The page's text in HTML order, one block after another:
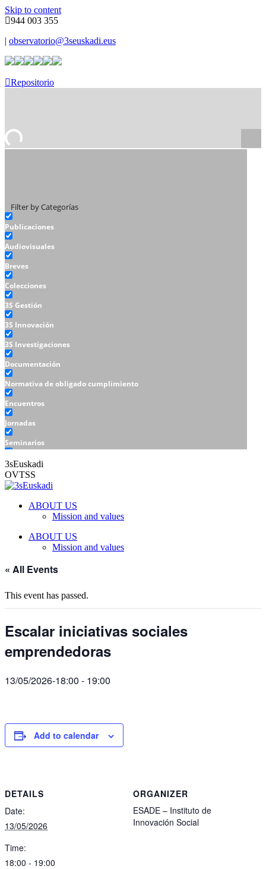
Skip to content
944 003 355
| observatorio@3seuskadi.eus
Repositorio
Filter by Categorías
Publicaciones
Audiovisuales
Breves
Colecciones
3S Gestión
3S Innovación
3S Investigaciones
Documentación
Normativa de obligado cumplimiento
Encuentros
Jornadas
Seminarios
Talleres
3sEuskadi
OVTSS
ABOUT US
Mission and values
ABOUT US
Mission and values
« All Events
This event has passed.
Escalar iniciativas sociales
emprendedoras
13/05/2026-18:00 - 19:00
Add to calendar
DETAILS
Date:
13/05/2026
Time:
18:00 - 19:00
ORGANIZER
ESADE – Instituto de
Innovación Social